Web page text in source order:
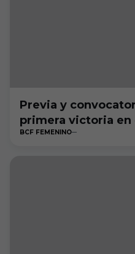
Previa y
primera victoria en
BCF FEMENINO